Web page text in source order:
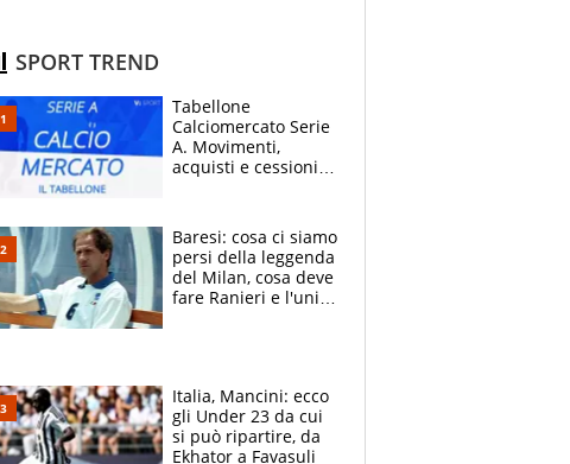
SPORT TREND
Tabellone
Calciomercato Serie
A. Movimenti,
acquisti e cessioni:
Baresi: cosa ci siamo
persi della leggenda
del Milan, cosa deve
fare Ranieri e l'unico
Italia, Mancini: ecco
gli Under 23 da cui
si può ripartire, da
Ekhator a Favasuli